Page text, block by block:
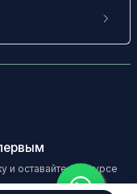
и оставайтесь в курсе